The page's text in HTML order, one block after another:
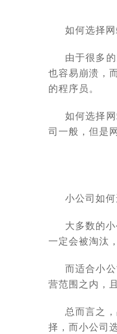
如何选择
由于很多
也容易崩溃，
的程序员。
如何选择
司一般，但是
小公司如
大多数的
一定会被淘汰
而适合小
营范围之内，
总而言之
择，而小公司